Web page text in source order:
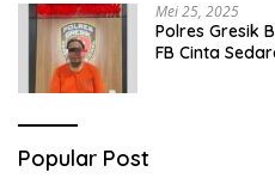
Mei 25, 2025
Polres Gresik
FB Cinta
Popular Post